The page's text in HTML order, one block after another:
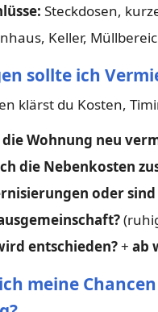
Steckdosen,
Keller,
sollte ich
klärst du Kosten,
Wohnung neu
die Nebenkosten
oder
entschieden?+ ab
meine